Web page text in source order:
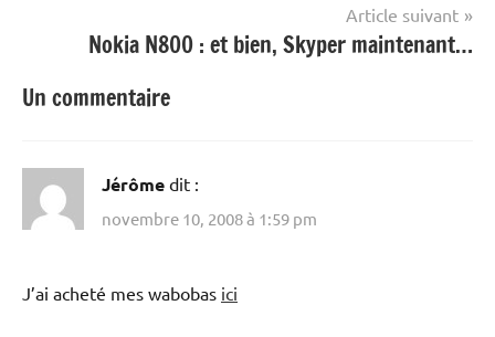
Article suivant
Nokia N800 : et bien, Skyper maintenant…
Un commentaire
Jérôme dit :
novembre 10, 2008 à 1:59 pm
J’ai acheté mes wabobas ici